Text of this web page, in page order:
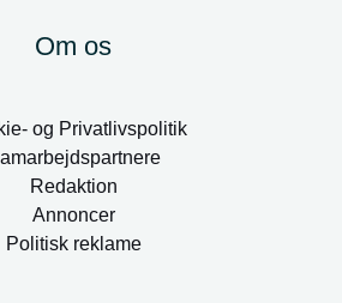
Om os
og Privatlivspolitik
Redaktion
Annoncer
Politisk reklame